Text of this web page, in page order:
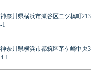
神奈川県横浜市瀬谷区二ツ橋町213
-1
神奈川県横浜市都筑区茅ケ崎中央3
4-1